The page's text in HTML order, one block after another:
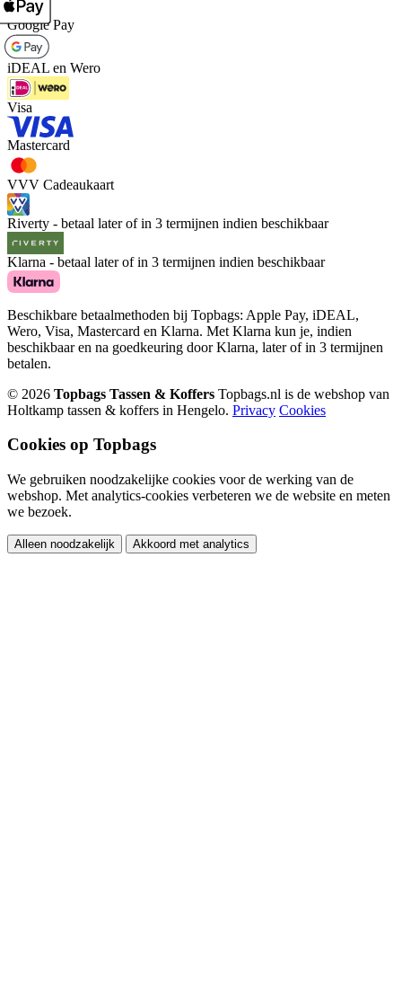
Google Pay
iDEAL en Wero
Visa
Mastercard
VVV Cadeaukaart
Riverty - betaal later of in 3 termijnen indien beschikbaar
Klarna - betaal later of in 3 termijnen indien beschikbaar
Beschikbare betaalmethoden bij Topbags: Apple Pay, iDEAL,
Wero, Visa, Mastercard en Klarna. Met Klarna kun je, indien
beschikbaar en na goedkeuring door Klarna, later of in 3 termijnen
betalen.
© 2026 Topbags Tassen & Koffers Topbags.nl is de webshop van
Holtkamp tassen & koffers in Hengelo. Privacy Cookies
Cookies op Topbags
We gebruiken noodzakelijke cookies voor de werking van de
webshop. Met analytics-cookies verbeteren we de website en meten
we bezoek.
Alleen noodzakelijk Akkoord met analytics